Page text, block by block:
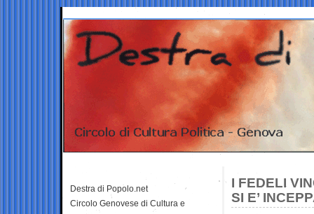
I FEDELI
SI E’
Destra di Popolo.net
Circolo Genovese di Cultura e